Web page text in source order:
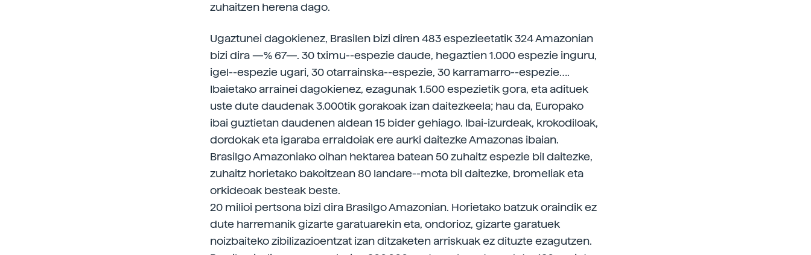
zuhaitzen herena dago.
Ugaztunei dagokienez, Brasilen bizi diren 483 espezieetatik 324 Amazonian
bizi dira —% 67—. 30 tximu--espezie daude, hegaztien 1.000 espezie inguru,
igel--espezie ugari, 30 otarrainska--espezie, 30 karramarro--espezie….
Ibaietako arrainei dagokienez, ezagunak 1.500 espezietik gora, eta adituek
uste dute daudenak 3.000tik gorakoak izan daitezkeela; hau da, Europako
ibai guztietan daudenen aldean 15 bider gehiago. Ibai-izurdeak, krokodiloak,
dordokak eta igaraba erraldoiak ere aurki daitezke Amazonas ibaian.
Brasilgo Amazoniako oihan hektarea batean 50 zuhaitz espezie bil daitezke,
zuhaitz horietako bakoitzean 80 landare--mota bil daitezke, bromeliak eta
orkideoak besteak beste.
20 milioi pertsona bizi dira Brasilgo Amazonian. Horietako batzuk oraindik ez
dute harremanik gizarte garatuarekin eta, ondorioz, gizarte garatuek
noizbaiteko zibilizazioentzat izan ditzaketen arriskuak ez dituzte ezagutzen.